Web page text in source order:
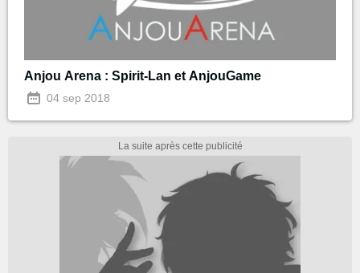
Anjou Arena : Spirit-Lan et AnjouGame
04 sep 2018